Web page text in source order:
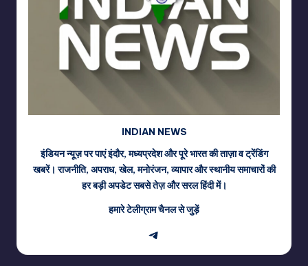
INDIAN NEWS
इंडियन न्यूज़ पर पाएं इंदौर, मध्यप्रदेश और पूरे भारत की ताज़ा व ट्रेंडिंग
खबरें। राजनीति, अपराध, खेल, मनोरंजन, व्यापार और स्थानीय समाचारों की
हर बड़ी अपडेट सबसे तेज़ और सरल हिंदी में।
हमारे टेलीग्राम चैनल से जुड़ें
Telegram